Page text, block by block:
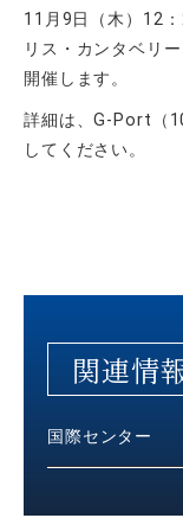
11月9日（木）12
リス・カンタベリ
開催します。
詳細は、G-Port（
してください。
関連情
国際センター